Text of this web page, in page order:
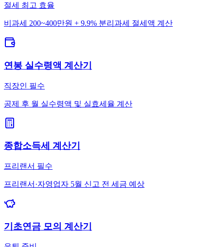
절세 최고 효율
비과세 200~400만원 + 9.9% 분리과세 절세액 계산
연봉 실수령액 계산기
직장인 필수
공제 후 월 실수령액 및 실효세율 계산
종합소득세 계산기
프리랜서 필수
프리랜서·자영업자 5월 신고 전 세금 예상
기초연금 모의 계산기